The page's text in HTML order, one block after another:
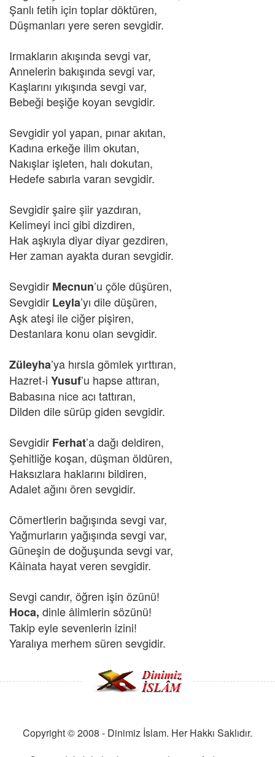
Şanlı fetih için toplar döktüren,
Düşmanları yere seren sevgidir.
Irmakların akışında sevgi var,
Annelerin bakışında sevgi var,
Kaşlarını yıkışında sevgi var,
Bebeği beşiğe koyan sevgidir.
Sevgidir yol yapan, pınar akıtan,
Kadına erkeğe ilim okutan,
Nakışlar işleten, halı dokutan,
Hedefe sabırla varan sevgidir.
Sevgidir şaire şiir yazdıran,
Kelimeyi inci gibi dizdiren,
Hak aşkıyla diyar diyar gezdiren,
Her zaman ayakta duran sevgidir.
Sevgidir Mecnun’u çöle düşüren,
Sevgidir Leyla’yı dile düşüren,
Aşk ateşi ile ciğer pişiren,
Destanlara konu olan sevgidir.
Züleyha’ya hırsla gömlek yırttıran,
Hazret-i Yusuf’u hapse attıran,
Babasına nice acı tattıran,
Dilden dile sürüp giden sevgidir.
Sevgidir Ferhat’a dağı deldiren,
Şehitliğe koşan, düşman öldüren,
Haksızlara haklarını bildiren,
Adalet ağını ören sevgidir.
Cömertlerin bağışında sevgi var,
Yağmurların yağışında sevgi var,
Güneşin de doğuşunda sevgi var,
Kâinata hayat veren sevgidir.
Sevgi candır, öğren işin özünü!
Hoca, dinle âlimlerin sözünü!
Takip eyle sevenlerin izini!
Yaralıya merhem süren sevgidir.
Copyright © 2008 - Dinimiz İslam. Her Hakkı Saklıdır.